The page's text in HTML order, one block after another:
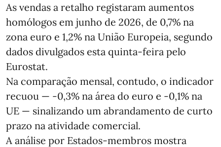
As vendas a retalho registaram aumentos
homólogos em junho de 2026, de 0,7% na
zona euro e 1,2% na União Europeia, segundo
dados divulgados esta quinta-feira pelo
Eurostat.
Na comparação mensal, contudo, o indicador
recuou — -0,3% na área do euro e -0,1% na
UE — sinalizando um abrandamento de curto
prazo na atividade comercial.
A análise por Estados‑membros mostra